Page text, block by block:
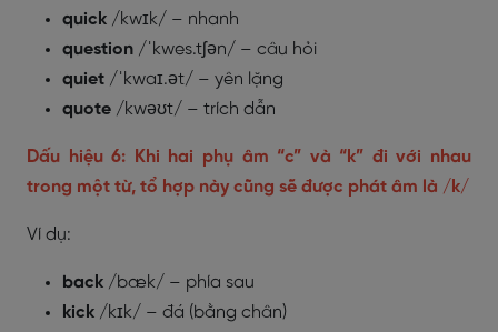
quick /kwɪk/ – nhanh
question /ˈkwes.tʃən/ – câu hỏi
quiet /ˈkwaɪ.ət/ – yên lặng
quote /kwəʊt/ – trích dẫn
Dấu hiệu 6: Khi hai phụ âm “c” và “k” đi với nhau
trong một từ, tổ hợp này cũng sẽ được phát âm là /k/
Ví dụ:
back /bæk/ – phía sau
kick /kɪk/ – đá (bằng chân)